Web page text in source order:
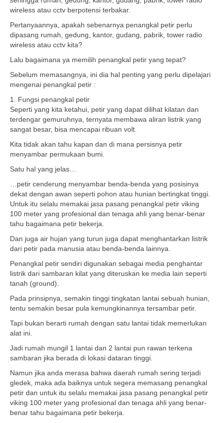
wireless atau cctv berpotensi terbakar.
Pertanyaannya, apakah sebenarnya penangkal petir perlu
dipasang rumah, gedung, kantor, gudang, pabrik, tower radio
wireless atau cctv kita?
Lalu bagaimana ya memilih penangkal petir yang tepat?
Sebelum memasangnya, ini dia hal penting yang perlu dipelajari
mengenai penangkal petir :
1. Fungsi penangkal petir
Seperti yang kita ketahui, petir yang dapat dilihat kilatan dan
terdengar gemuruhnya, ternyata membawa aliran listrik yang
sangat besar, bisa mencapai ribuan volt.
Kita tidak akan tahu kapan dan di mana persisnya petir
menyambar permukaan bumi.
Satu hal yang jelas…
…petir cenderung menyambar benda-benda yang posisinya
dekat dengan awan seperti pohon atau hunian bertingkat tinggi.
Untuk itu selalu memakai jasa pasang penangkal petir viking
100 meter yang profesional dan tenaga ahli yang benar-benar
tahu bagaimana petir bekerja.
Dan juga air hujan yang turun juga dapat menghantarkan listrik
dari petir pada manusia atau benda-benda lainnya.
Penangkal petir sendiri digunakan sebagai media penghantar
listrik dari sambaran kilat yang diteruskan ke media lain seperti
tanah (ground).
Pada prinsipnya, semakin tinggi tingkatan lantai sebuah hunian,
tentu semakin besar pula kemungkinannya tersambar petir.
Tapi bukan berarti rumah dengan satu lantai tidak memerlukan
alat ini.
Jadi rumah mungil 1 lantai dan 2 lantai pun rawan terkena
sambaran jika berada di lokasi dataran tinggi.
Namun jika anda merasa bahwa daerah rumah sering terjadi
gledek, maka ada baiknya untuk segera memasang penangkal
petir dan untuk itu selalu memakai jasa pasang penangkal petir
viking 100 meter yang profesional dan tenaga ahli yang benar-
benar tahu bagaimana petir bekerja.